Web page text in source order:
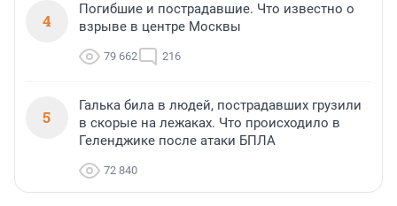
4
Погибшие и пострадавшие. Что известно о
взрыве в центре Москвы
79 662 216
5
Галька била в людей, пострадавших грузили
в скорые на лежаках. Что происходило в
Геленджике после атаки БПЛА
72 840